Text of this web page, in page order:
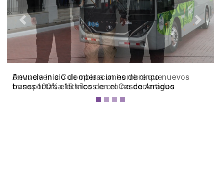
Devuelven a Colombia a un hombre que
transportaba 16 kilos de oro no declarados
Previous Next